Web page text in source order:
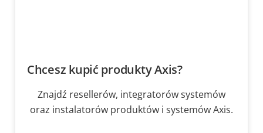
Chcesz kupić produkty Axis?
Znajdź resellerów, integratorów systemów
oraz instalatorów produktów i systemów Axis.